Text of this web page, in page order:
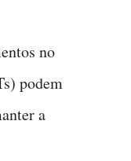
no
podem
a